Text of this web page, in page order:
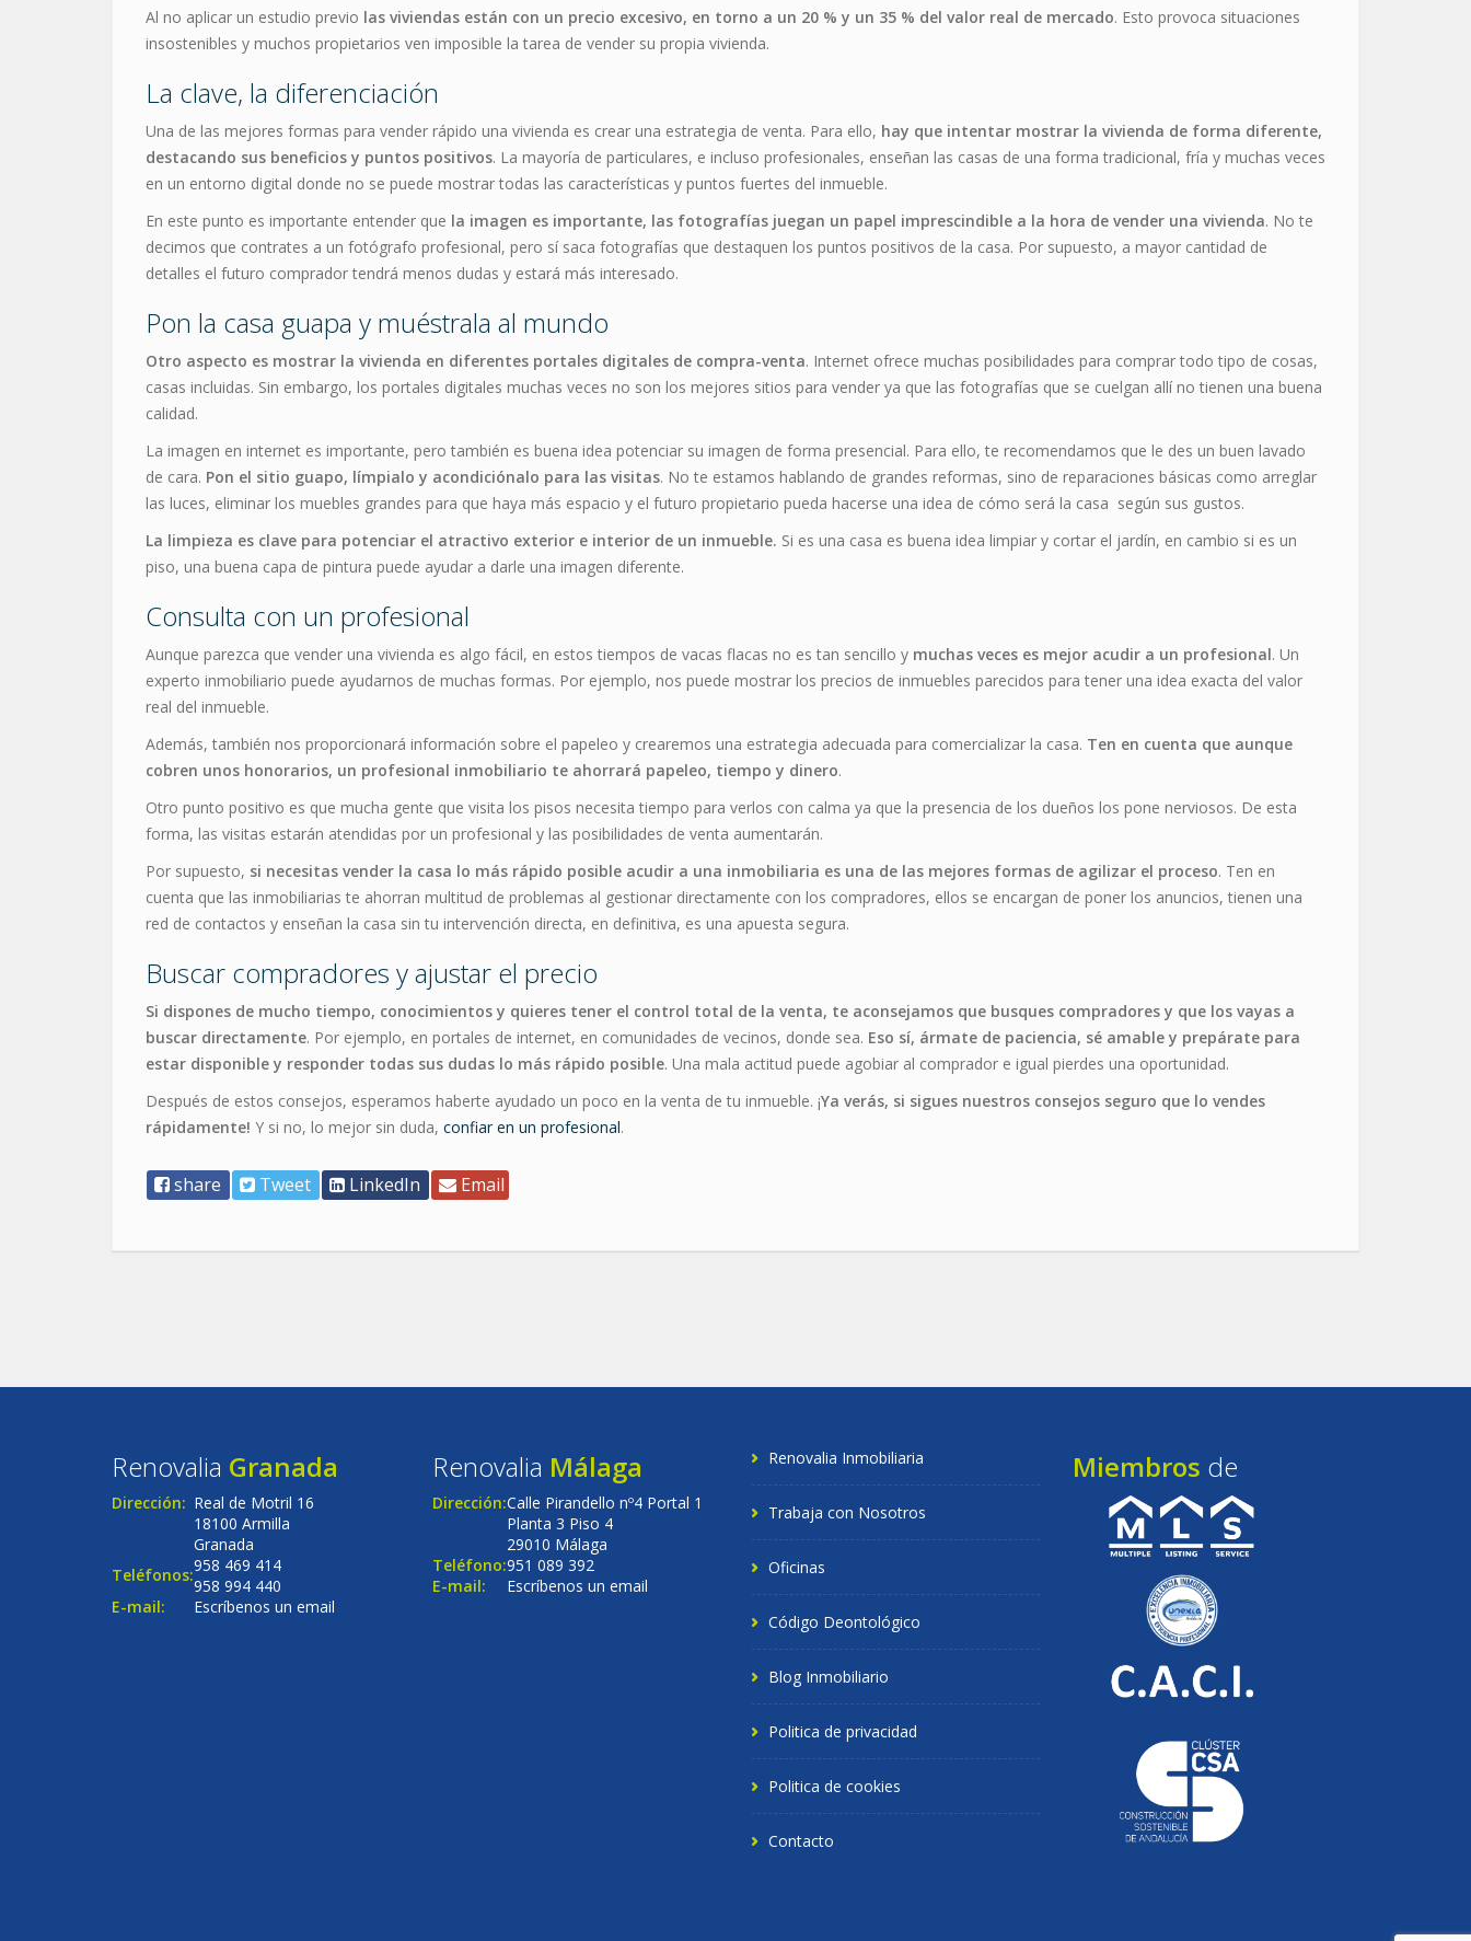
Al no aplicar un estudio previo las viviendas están con un precio excesivo, en torno a un 20 % y un 35 % del valor real de mercado. Esto provoca situaciones
insostenibles y muchos propietarios ven imposible la tarea de vender su propia vivienda.
La clave, la diferenciación
Una de las mejores formas para vender rápido una vivienda es crear una estrategia de venta. Para ello, hay que intentar mostrar la vivienda de forma diferente,
destacando sus beneficios y puntos positivos. La mayoría de particulares, e incluso profesionales, enseñan las casas de una forma tradicional, fría y muchas veces
en un entorno digital donde no se puede mostrar todas las características y puntos fuertes del inmueble.
En este punto es importante entender que la imagen es importante, las fotografías juegan un papel imprescindible a la hora de vender una vivienda. No te
decimos que contrates a un fotógrafo profesional, pero sí saca fotografías que destaquen los puntos positivos de la casa. Por supuesto, a mayor cantidad de
detalles el futuro comprador tendrá menos dudas y estará más interesado.
Pon la casa guapa y muéstrala al mundo
Otro aspecto es mostrar la vivienda en diferentes portales digitales de compra-venta. Internet ofrece muchas posibilidades para comprar todo tipo de cosas,
casas incluidas. Sin embargo, los portales digitales muchas veces no son los mejores sitios para vender ya que las fotografías que se cuelgan allí no tienen una buena
calidad.
La imagen en internet es importante, pero también es buena idea potenciar su imagen de forma presencial. Para ello, te recomendamos que le des un buen lavado
de cara. Pon el sitio guapo, límpialo y acondiciónalo para las visitas. No te estamos hablando de grandes reformas, sino de reparaciones básicas como arreglar
las luces, eliminar los muebles grandes para que haya más espacio y el futuro propietario pueda hacerse una idea de cómo será la casa según sus gustos.
La limpieza es clave para potenciar el atractivo exterior e interior de un inmueble. Si es una casa es buena idea limpiar y cortar el jardín, en cambio si es un
piso, una buena capa de pintura puede ayudar a darle una imagen diferente.
Consulta con un profesional
Aunque parezca que vender una vivienda es algo fácil, en estos tiempos de vacas flacas no es tan sencillo y muchas veces es mejor acudir a un profesional. Un
experto inmobiliario puede ayudarnos de muchas formas. Por ejemplo, nos puede mostrar los precios de inmuebles parecidos para tener una idea exacta del valor
real del inmueble.
Además, también nos proporcionará información sobre el papeleo y crearemos una estrategia adecuada para comercializar la casa. Ten en cuenta que aunque
cobren unos honorarios, un profesional inmobiliario te ahorrará papeleo, tiempo y dinero.
Otro punto positivo es que mucha gente que visita los pisos necesita tiempo para verlos con calma ya que la presencia de los dueños los pone nerviosos. De esta
forma, las visitas estarán atendidas por un profesional y las posibilidades de venta aumentarán.
Por supuesto, si necesitas vender la casa lo más rápido posible acudir a una inmobiliaria es una de las mejores formas de agilizar el proceso. Ten en
cuenta que las inmobiliarias te ahorran multitud de problemas al gestionar directamente con los compradores, ellos se encargan de poner los anuncios, tienen una
red de contactos y enseñan la casa sin tu intervención directa, en definitiva, es una apuesta segura.
Buscar compradores y ajustar el precio
Si dispones de mucho tiempo, conocimientos y quieres tener el control total de la venta, te aconsejamos que busques compradores y que los vayas a
buscar directamente. Por ejemplo, en portales de internet, en comunidades de vecinos, donde sea. Eso sí, ármate de paciencia, sé amable y prepárate para
estar disponible y responder todas sus dudas lo más rápido posible. Una mala actitud puede agobiar al comprador e igual pierdes una oportunidad.
Después de estos consejos, esperamos haberte ayudado un poco en la venta de tu inmueble. ¡Ya verás, si sigues nuestros consejos seguro que lo vendes
rápidamente! Y si no, lo mejor sin duda, confiar en un profesional.
share Tweet LinkedIn Email
Renovalia Granada
Dirección: Real de Motril 16
18100 Armilla
Granada
Teléfonos:958 469 414
958 994 440
E-mail:
Escríbenos un email
Renovalia Málaga
Dirección:Calle Pirandello nº4 Portal 1
Planta 3 Piso 4
29010 Málaga
Teléfono:951 089 392
E-mail:
Escríbenos un email
Renovalia Inmobiliaria
Trabaja con Nosotros
Oficinas
Código Deontológico
Blog Inmobiliario
Politica de privacidad
Politica de cookies
Contacto
Miembros de